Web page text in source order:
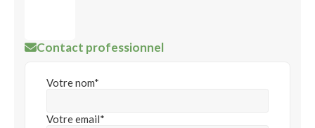
Contact professionnel
Votre nom*
Votre email*